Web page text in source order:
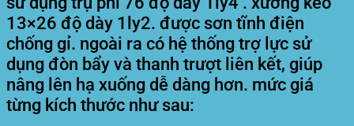
13×26 độ dày 1ly2. được sơn tĩnh điện
chống gỉ. ngoài ra có hệ thống trợ lực sử
dụng đòn bẩy và thanh trượt liên kết, giúp
nâng lên hạ xuống dễ dàng hơn. mức giá
từng kích thước như sau: